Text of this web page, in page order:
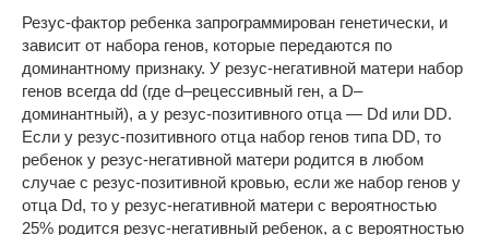
Резус-фактор ребенка запрограммирован генетически, и
зависит от набора генов, которые передаются по
доминантному признаку. У резус-негативной матери набор
генов всегда dd (где d–рецессивный ген, а D–
доминантный), а у резус-позитивного отца — Dd или DD.
Если у резус-позитивного отца набор генов типа DD, то
ребенок у резус-негативной матери родится в любом
случае с резус-позитивной кровью, если же набор генов у
отца Dd, то у резус-негативной матери с вероятностью
25% родится резус-негативный ребенок, а с вероятностью